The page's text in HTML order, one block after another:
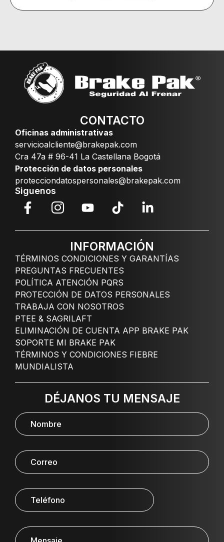
CONTACTO
Oficinas administrativas
servicioalcliente@brakepak.com
Cra 47a # 96-41 La Castellana Bogotá
Protección de datos personales
protecciondatospersonales@brakepak.com
Siguenos
INFORMACIÓN
TÉRMINOS CONDICIONES Y GARANTÍAS
PREGUNTAS FRECUENTES
POLÍTICA ATENCIÓN PQRS
PROTECCIÓN DE DATOS PERSONALES
TRABAJA CON NOSOTROS
PTEE & SAGRILAFT
ELIMINACIÓN DE CUENTA APP BRAKE PAK
SOPORTE MI BRAKE PAK
TÉRMINOS Y CONDICIONES FIEBRE
MUNDIALISTA
DÉJANOS TU MENSAJE